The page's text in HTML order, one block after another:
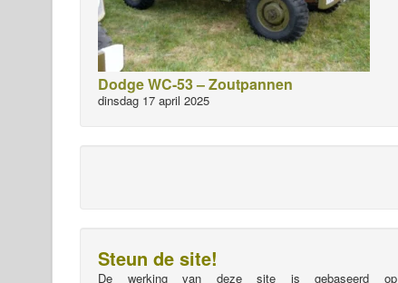
Dodge WC-53 – Zoutpannen
dinsdag 17 april 2025
Steun de site!
De werking van deze site is gebaseerd op